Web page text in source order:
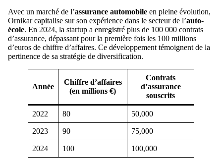
Avec un marché de l’assurance automobile en pleine évolution,
Ornikar capitalise sur son expérience dans le secteur de l’auto-
école. En 2024, la startup a enregistré plus de 100 000 contrats
d’assurance, dépassant pour la première fois les 100 millions
d’euros de chiffre d’affaires. Ce développement témoignent de la
pertinence de sa stratégie de diversification.
Année
Chiffre d’affaires
(en millions €)
Contrats
d’assurance
souscrits
2022 80 50,000
2023 90 75,000
2024 100 100,000